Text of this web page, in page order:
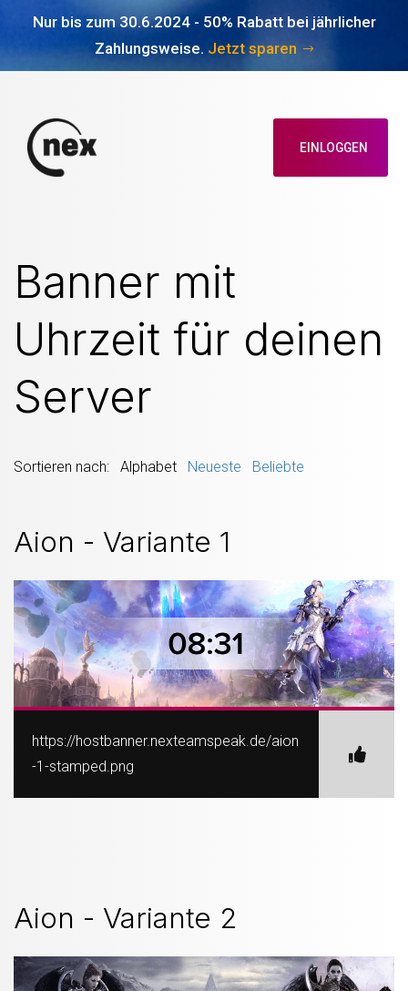
Nur bis zum 30.6.2024 - 50% Rabatt bei jährlicher
Zahlungsweise. Jetzt sparen
EINLOGGEN
Banner mit
Uhrzeit für deinen
Server
Sortieren nach: Alphabet Neueste Beliebte
Aion - Variante 1
https://hostbanner.nexteamspeak.de/aion
-1-stamped.png
Aion - Variante 2